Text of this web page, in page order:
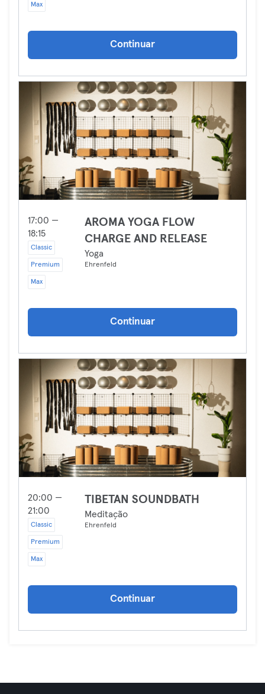
Max
Continuar
17:00 —
18:15
Classic
Premium
Max
AROMA YOGA FLOW
CHARGE AND RELEASE
Yoga
Ehrenfeld
Continuar
20:00 —
21:00
Classic
Premium
Max
TIBETAN SOUNDBATH
Meditação
Ehrenfeld
Continuar